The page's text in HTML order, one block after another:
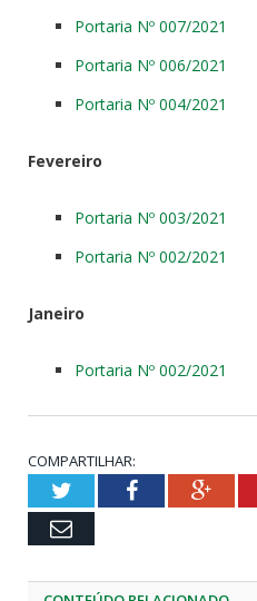
Portaria Nº 007/2021
Portaria Nº 006/2021
Portaria Nº 004/2021
Fevereiro
Portaria Nº 003/2021
Portaria Nº 002/2021
Janeiro
Portaria Nº 002/2021
COMPARTILHAR:
TwitterFacebook
Email